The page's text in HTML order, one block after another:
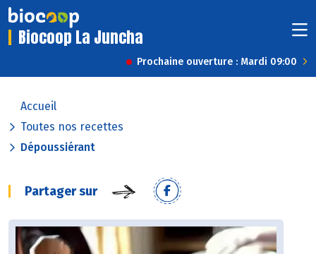
Biocoop La Juncha
Prochaine ouverture : Mardi 09:00
Accueil
Toutes nos recettes
Dépoussiérant
Partager sur